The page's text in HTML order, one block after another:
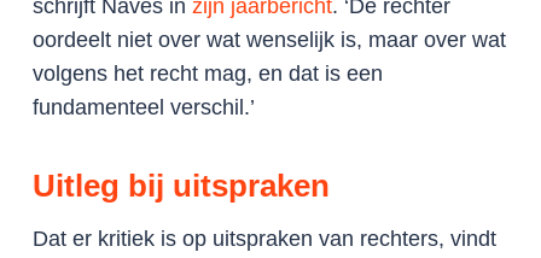
schrijft Naves in zijn jaarbericht. ‘De rechter
oordeelt niet over wat wenselijk is, maar over wat
volgens het recht mag, en dat is een
fundamenteel verschil.’
Uitleg bij uitspraken
Dat er kritiek is op uitspraken van rechters, vindt